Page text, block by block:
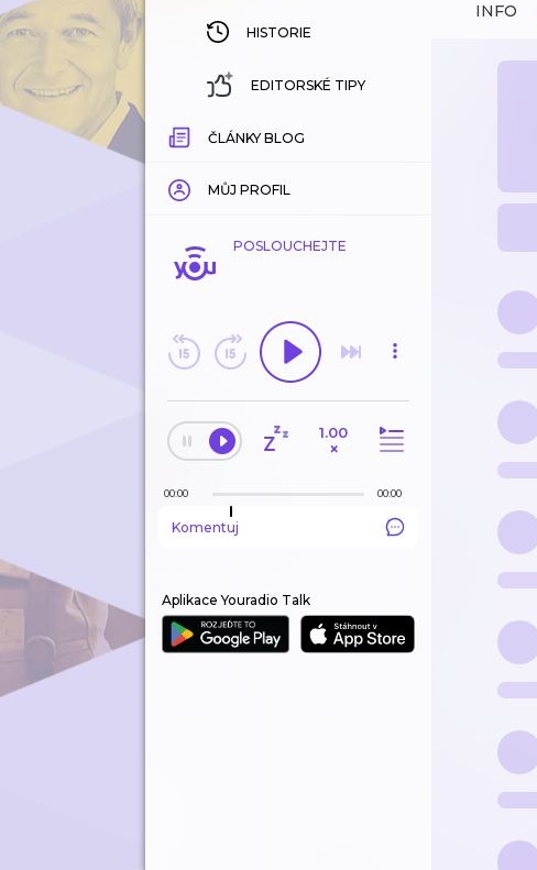
HISTORIE
EDITORSKÉ TIPY
ČLÁNKY BLOG
MŮJ PROFIL
POSLOUCHEJTE
1.00
×
00:00 00:00
Komentuj
Aplikace Youradio Talk
INFO